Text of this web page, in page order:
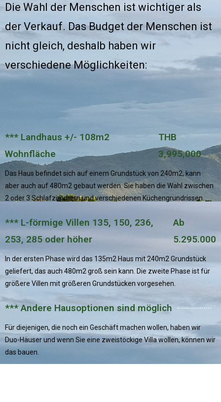
Die Wahl der Menschen ist wichtiger als
der Verkauf. Das Budget der Menschen ist
nicht gleich, deshalb haben wir
verschiedene Möglichkeiten:
*** Landhaus +/- 108m2
Wohnfläche
THB
3,995,000
Das Haus befindet sich auf einem Grundstück von 240m2, kann
aber auch auf 480m2 gebaut werden. Sie haben die Wahl zwischen
2 oder 3 Schlafzimmern und verschiedenen Küchengrundrissen.
*** L-förmige Villen 135, 150, 236,
253, 285 oder höher
Ab
5.295.000
In der ersten Phase wird das 135m2 Haus mit 240m2 Grundstück
geliefert, das auch 480m2 groß sein kann. Die zweite Phase ist für
größere Villen mit größeren Grundstücken vorgesehen.
*** Andere Hausoptionen sind möglich
Für diejenigen, die noch ein Geschäft machen wollen, haben wir
Duo-Häuser und wenn Sie eine zweistöckige Villa wollen, können wir
das bauen.